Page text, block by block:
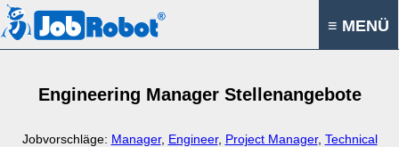
≡ MENÜ
Engineering Manager Stellenangebote
Jobvorschläge: Manager, Engineer, Project Manager, Technical